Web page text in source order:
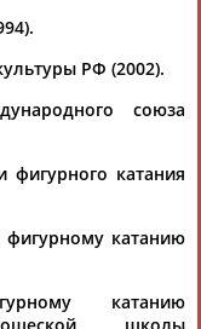
КНОПКИ РЕКЛАМА
inform@infosport.ru
РФ (2002).
союза
фигурного катания
катанию
катанию